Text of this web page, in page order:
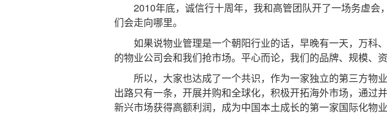
2010年底，诚信行十周年，我和高管团队开了一场务虚会
们会走向哪里。
如果说物业管理是一个朝阳行业的话，早晚有一天，万科
的物业公司会和我们抢市场。平心而论，我们的品牌、规模、
所以，大家也达成了一个共识，作为一家独立的第三方物业
出路只有一条，开展并购和全球化，积极开拓海外市场，通过
新兴市场获得高额利润，成为中国本土成长的第一家国际化物业